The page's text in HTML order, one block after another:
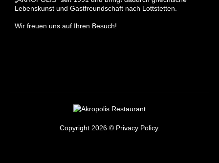
Lebenskunst und Gastfreundschaft nach Lottstetten.
Wir freuen uns auf Ihren Besuch!
Copyright 2026 © Privacy Policy.